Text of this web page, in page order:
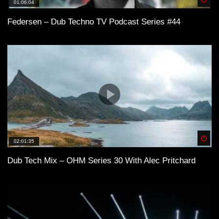
Awake
Dub techno mix – KRIS DUBINSKY –
Muzaikfm 019
Industrial Dub Techno Liveset –
November 2022
01:06:04
Federsen – Dub Techno TV Podcast Series #44
02:01:35
Dub Tech Mix – OHM Series 30 With Alec Pritchard